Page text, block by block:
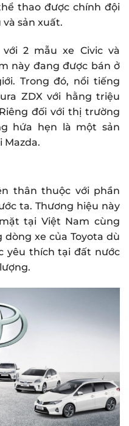
thao được chính đội
sản xuất.
2 mẫu xe Civic và
này đang được bán ở
Trong đó, nổi tiếng
ZDX với hằng triệu
đối với thị trường
hứa hẹn là một sản
Mazda.
thân thuộc với phần
ta. Thương hiệu này
tại Việt Nam cùng
dòng xe của Toyota dù
yêu thích tại đất nước